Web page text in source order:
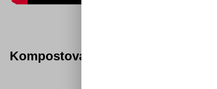
Kompostovacia stanica